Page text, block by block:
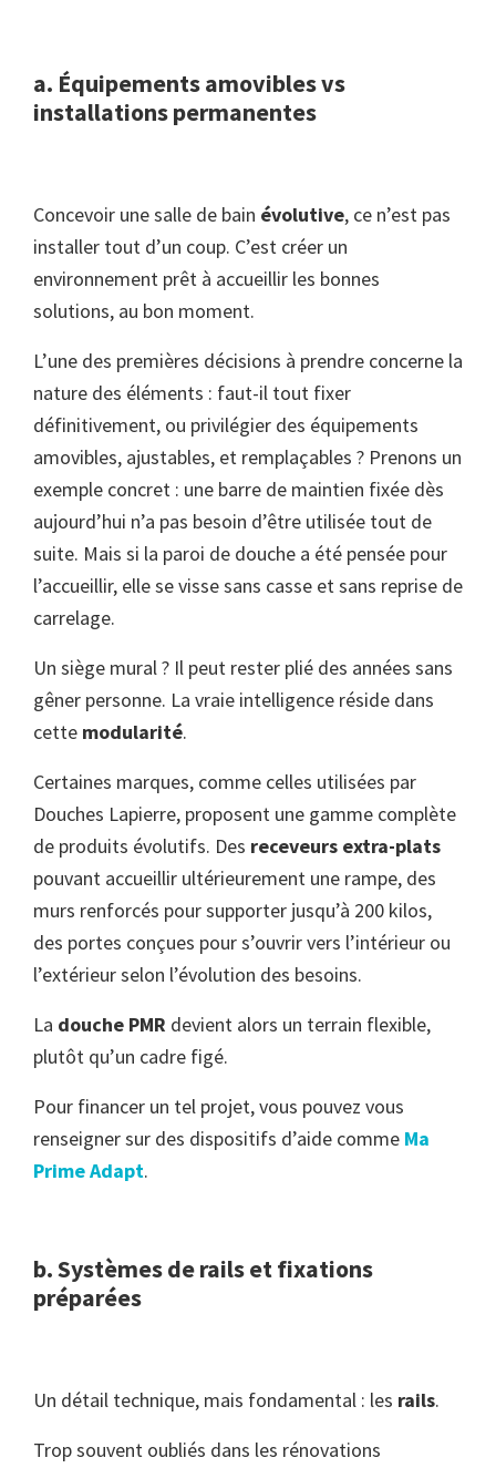
a. Équipements amovibles vs
installations permanentes
Concevoir une salle de bain évolutive, ce n’est pas
installer tout d’un coup. C’est créer un
environnement prêt à accueillir les bonnes
solutions, au bon moment.
L’une des premières décisions à prendre concerne la
nature des éléments : faut-il tout fixer
définitivement, ou privilégier des équipements
amovibles, ajustables, et remplaçables ? Prenons un
exemple concret : une barre de maintien fixée dès
aujourd’hui n’a pas besoin d’être utilisée tout de
suite. Mais si la paroi de douche a été pensée pour
l’accueillir, elle se visse sans casse et sans reprise de
carrelage.
Un siège mural ? Il peut rester plié des années sans
gêner personne. La vraie intelligence réside dans
cette modularité.
Certaines marques, comme celles utilisées par
Douches Lapierre, proposent une gamme complète
de produits évolutifs. Des receveurs extra-plats
pouvant accueillir ultérieurement une rampe, des
murs renforcés pour supporter jusqu’à 200 kilos,
des portes conçues pour s’ouvrir vers l’intérieur ou
l’extérieur selon l’évolution des besoins.
La douche PMR devient alors un terrain flexible,
plutôt qu’un cadre figé.
Pour financer un tel projet, vous pouvez vous
renseigner sur des dispositifs d’aide comme Ma
Prime Adapt.
b. Systèmes de rails et fixations
préparées
Un détail technique, mais fondamental : les rails.
Trop souvent oubliés dans les rénovations